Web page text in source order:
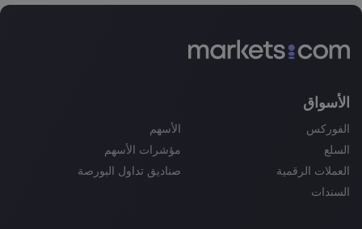
الأسواق
الفوركس
الأسهم
السلع
مؤشرات الأسهم
العملات الرقمية
صناديق تداول البورصة
السندات